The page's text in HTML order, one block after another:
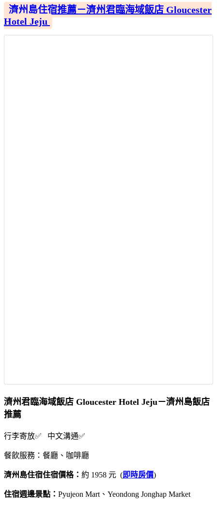
濟州島住宿推薦－濟州君臨海域飯店 Gloucester
Hotel Jeju
濟州君臨海域飯店 Gloucester Hotel Jeju－濟州島飯店
推薦
行李寄放✅ 中文溝通✅
餐飲服務：餐廳、咖啡廳
濟州島住宿住宿價格： 約 1958 元 (即時房價)
住宿週邊景點： Pyujeon Mart、Yeondong Jonghap Market